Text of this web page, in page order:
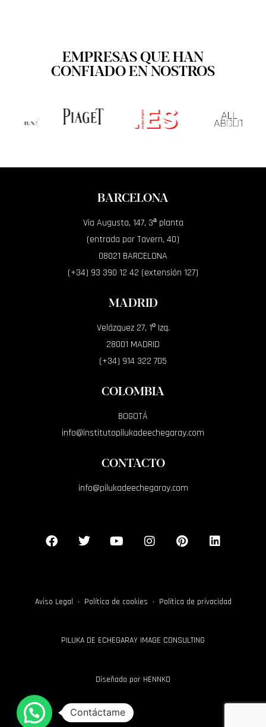
EMPRESAS QUE HAN
CONFIADO EN NOSTROS
BARCELONA
Via Augusta, 147, 3ª planta
(entrada por Tavern, 40)
08021 BARCELONA
(+34) 93 390 12 42 (extensión 127)
MADRID
Velázquez 27, 1º Izq.
28001 MADRID
(+34) 914 322 705
COLOMBIA
BOGOTÁ
info@institutopilukadeechegaray.com
CONTACTO
info@pilukadeechegaray.com
Aviso Legal · Política de cookies · Política de privacidad
PILUKA DE ECHEGARAY IMAGE CONSULTING
Diseñado por HENNKO
Contáctame